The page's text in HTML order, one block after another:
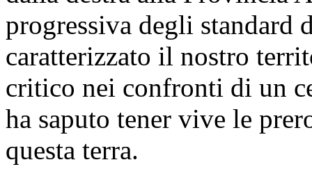
progressiva degli standard
caratterizzato il nostro
critico nei confronti di un
ha saputo tener vive le
questa terra.